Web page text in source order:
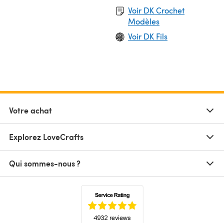
Voir DK Crochet
Modèles
Voir DK Fils
Votre achat
Explorez LoveCrafts
Qui sommes-nous ?